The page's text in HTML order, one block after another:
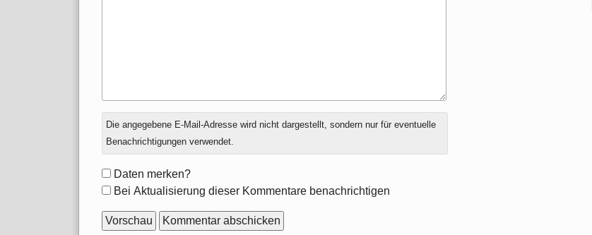
Antwort
zu
Die angegebene E-Mail-Adresse wird nicht dargestellt, sondern nur für eventuelle
Benachrichtigungen verwendet.
Formular-
Optionen
Daten merken?
Bei Aktualisierung dieser Kommentare benachrichtigen